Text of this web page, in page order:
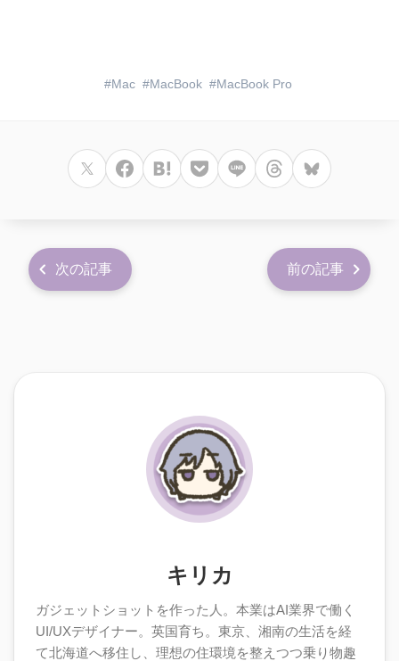
Mac MacBook MacBook Pro
次の記事 前の記事
キリカ
ガジェットショットを作った人。本業はAI業界で働く
UI/UXデザイナー。英国育ち。東京、湘南の生活を経
て北海道へ移住し、理想の住環境を整えつつ乗り物趣